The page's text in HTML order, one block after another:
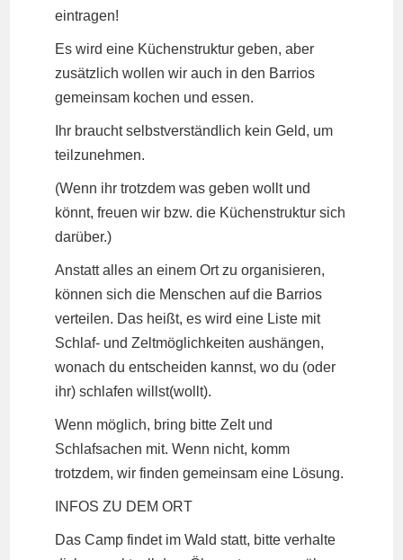
eintragen!
Es wird eine Küchenstruktur geben, aber
zusätzlich wollen wir auch in den Barrios
gemeinsam kochen und essen.
Ihr braucht selbstverständlich kein Geld, um
teilzunehmen.
(Wenn ihr trotzdem was geben wollt und
könnt, freuen wir bzw. die Küchenstruktur sich
darüber.)
Anstatt alles an einem Ort zu organisieren,
können sich die Menschen auf die Barrios
verteilen. Das heißt, es wird eine Liste mit
Schlaf- und Zeltmöglichkeiten aushängen,
wonach du entscheiden kannst, wo du (oder
ihr) schlafen willst(wollt).
Wenn möglich, bring bitte Zelt und
Schlafsachen mit. Wenn nicht, komm
trotzdem, wir finden gemeinsam eine Lösung.
INFOS ZU DEM ORT
Das Camp findet im Wald statt, bitte verhalte